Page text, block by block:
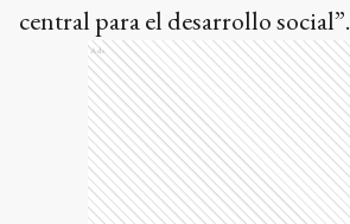
central para el desarrollo social”.
Ads